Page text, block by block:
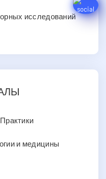
исследований
и медицины